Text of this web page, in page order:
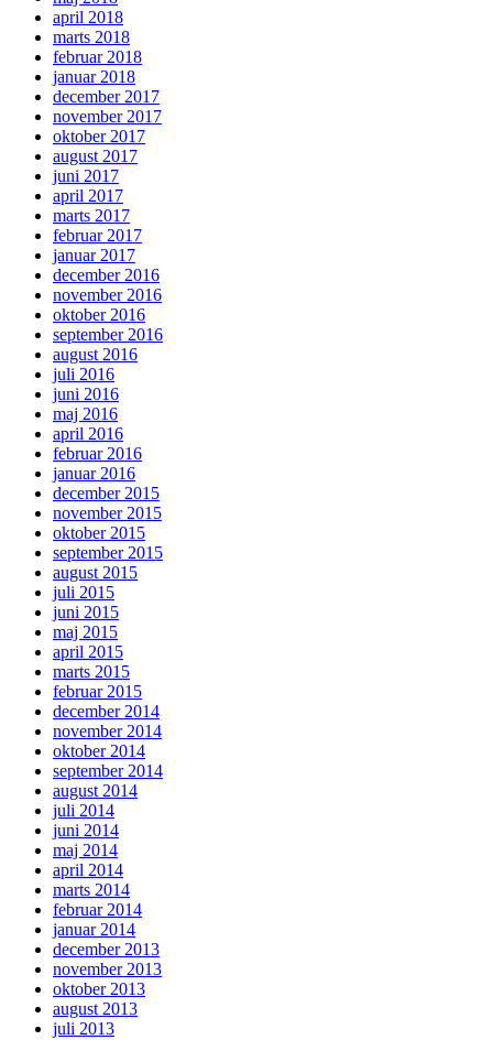
april 2018
marts 2018
februar 2018
januar 2018
december 2017
november 2017
oktober 2017
august 2017
juni 2017
april 2017
marts 2017
februar 2017
januar 2017
december 2016
november 2016
oktober 2016
september 2016
august 2016
juli 2016
juni 2016
maj 2016
april 2016
februar 2016
januar 2016
december 2015
november 2015
oktober 2015
september 2015
august 2015
juli 2015
juni 2015
maj 2015
april 2015
marts 2015
februar 2015
december 2014
november 2014
oktober 2014
september 2014
august 2014
juli 2014
juni 2014
maj 2014
april 2014
marts 2014
februar 2014
januar 2014
december 2013
november 2013
oktober 2013
august 2013
juli 2013